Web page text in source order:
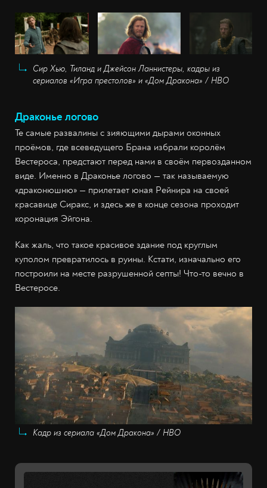
Сир Хью, Тиланд и Джейсон Ланнистеры, кадры из
сериалов «Игра престолов» и «Дом Дракона» / HBO
Драконье логово
Те самые развалины с зияющими дырами оконных
проёмов, где всеведущего Брана избрали королём
Вестероса, предстают перед нами в своём первозданном
виде. Именно в Драконье логово — так называемую
«драконюшню» — прилетает юная Рейнира на своей
красавице Сиракс, и здесь же в конце сезона проходит
коронация Эйгона.
Как жаль, что такое красивое здание под круглым
куполом превратилось в руины. Кстати, изначально его
построили на месте разрушенной септы! Что-то вечно в
Вестеросе.
Кадр из сериала «Дом Дракона» / HBO